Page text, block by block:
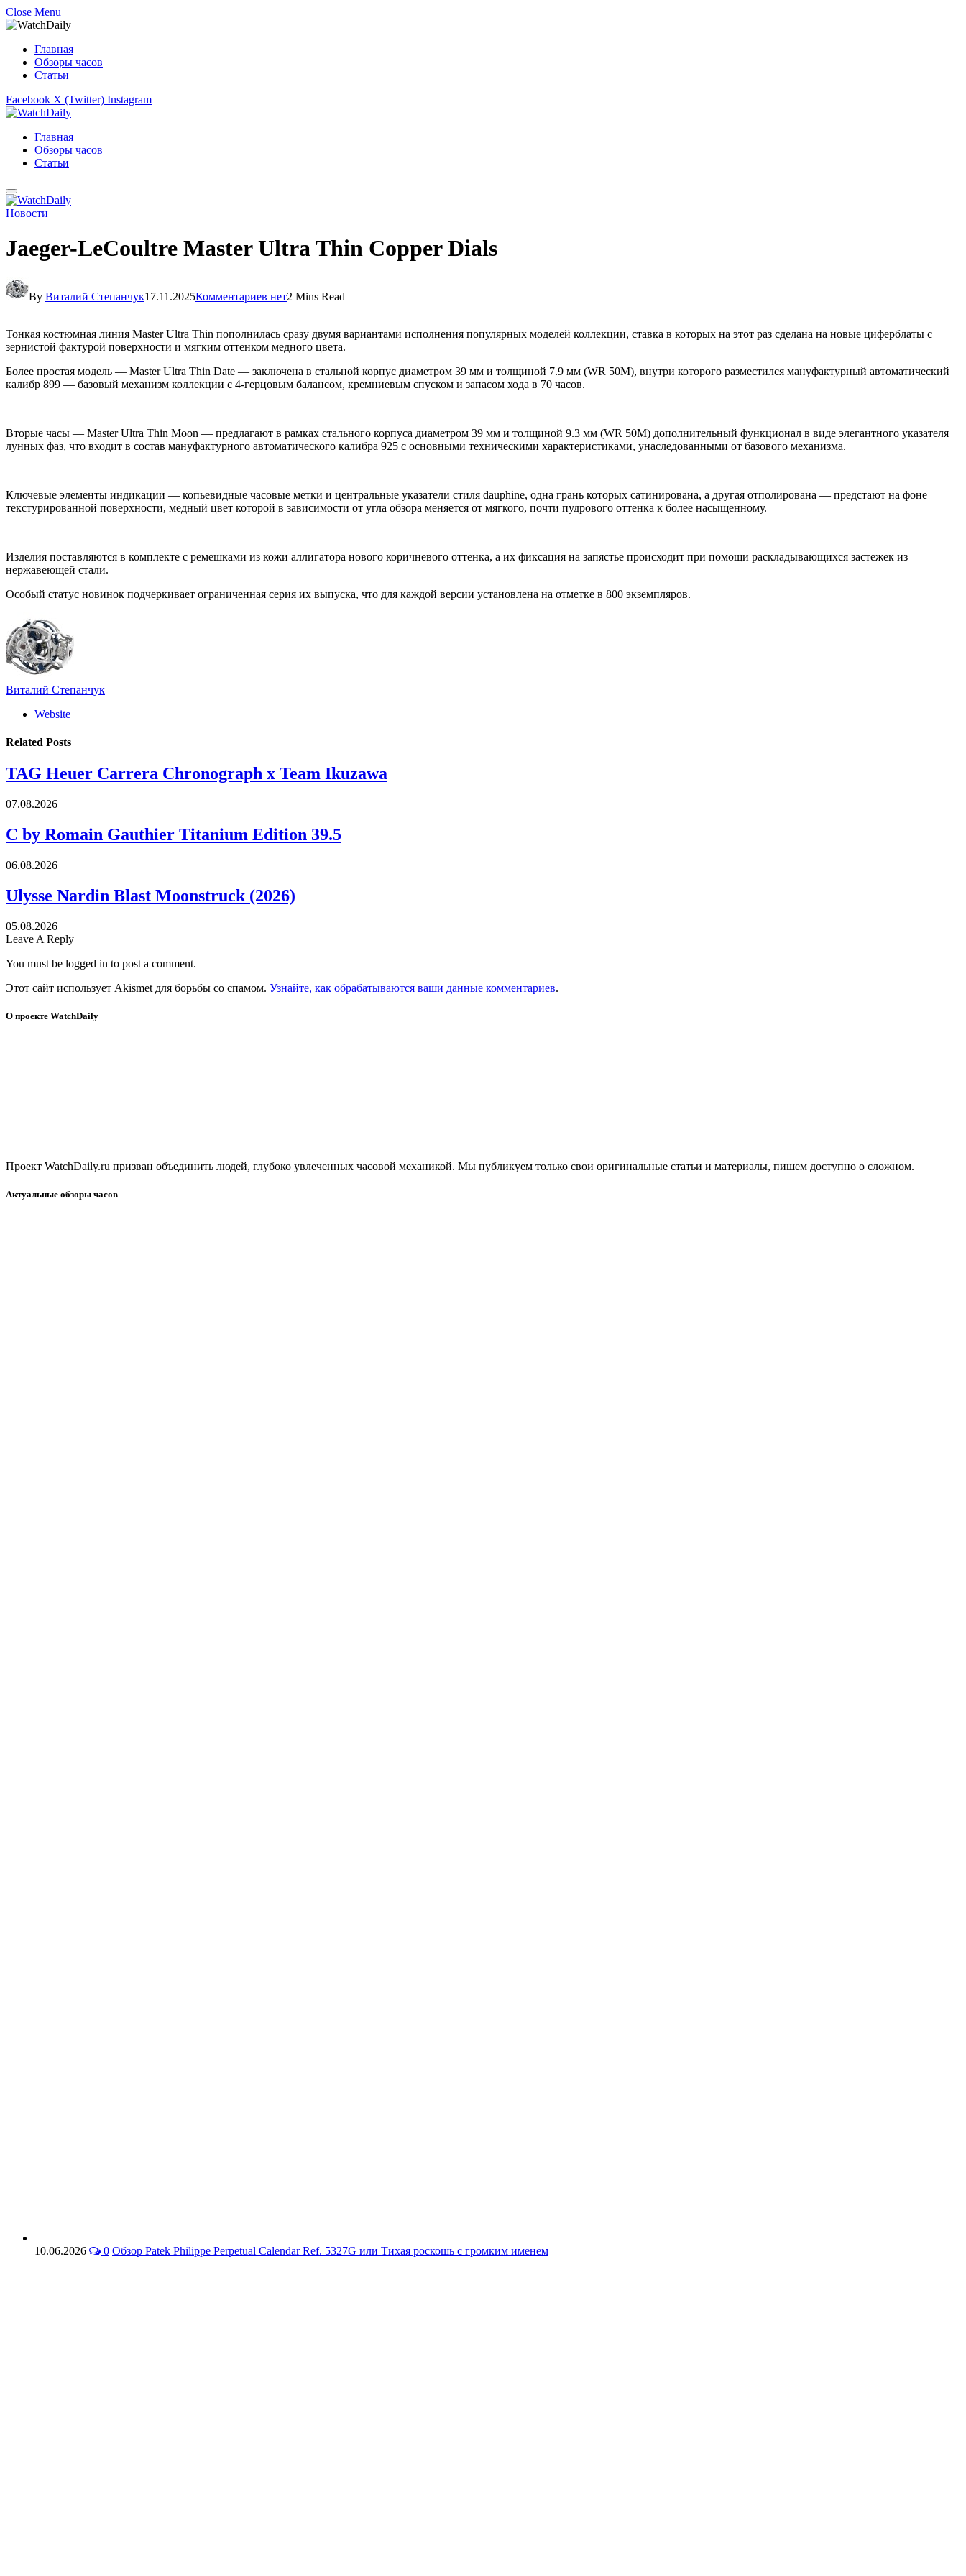
Close Menu
Главная
Обзоры часов
Статьи
Facebook X (Twitter) Instagram
Главная
Обзоры часов
Статьи
Новости
Jaeger-LeCoultre Master Ultra Thin Copper Dials
By Виталий Степанчук17.11.2025Комментариев нет2 Mins Read
Тонкая костюмная линия Master Ultra Thin пополнилась сразу двумя вариантами исполнения популярных моделей коллекции, ставка в которых на этот раз сделана на новые циферблаты с
зернистой фактурой поверхности и мягким оттенком медного цвета.
Более простая модель — Master Ultra Thin Date — заключена в стальной корпус диаметром 39 мм и толщиной 7.9 мм (WR 50M), внутри которого разместился мануфактурный автоматический
калибр 899 — базовый механизм коллекции с 4-герцовым балансом, кремниевым спуском и запасом хода в 70 часов.
Вторые часы — Master Ultra Thin Moon — предлагают в рамках стального корпуса диаметром 39 мм и толщиной 9.3 мм (WR 50M) дополнительный функционал в виде элегантного указателя
лунных фаз, что входит в состав мануфактурного автоматического калибра 925 с основными техническими характеристиками, унаследованными от базового механизма.
Ключевые элементы индикации — копьевидные часовые метки и центральные указатели стиля dauphine, одна грань которых сатинирована, а другая отполирована — предстают на фоне
текстурированной поверхности, медный цвет которой в зависимости от угла обзора меняется от мягкого, почти пудрового оттенка к более насыщенному.
Изделия поставляются в комплекте с ремешками из кожи аллигатора нового коричневого оттенка, а их фиксация на запястье происходит при помощи раскладывающихся застежек из
нержавеющей стали.
Особый статус новинок подчеркивает ограниченная серия их выпуска, что для каждой версии установлена на отметке в 800 экземпляров.
Виталий Степанчук
Website
Related Posts
TAG Heuer Carrera Chronograph x Team Ikuzawa
07.08.2026
C by Romain Gauthier Titanium Edition 39.5
06.08.2026
Ulysse Nardin Blast Moonstruck (2026)
05.08.2026
Leave A Reply
You must be logged in to post a comment.
Этот сайт использует Akismet для борьбы со спамом. Узнайте, как обрабатываются ваши данные комментариев.
О проекте WatchDaily
Проект WatchDaily.ru призван объединить людей, глубоко увлеченных часовой механикой. Мы публикуем только свои оригинальные статьи и материалы, пишем доступно о сложном.
Актуальные обзоры часов
10.06.2026 0 Обзор Patek Philippe Perpetual Calendar Ref. 5327G или Тихая роскошь с громким именем